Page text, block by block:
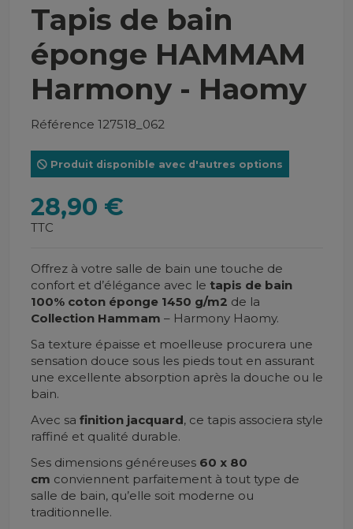
Tapis de bain
éponge HAMMAM
Harmony - Haomy
Référence 127518_062
Produit disponible avec d'autres options
28,90 €
TTC
Offrez à votre salle de bain une touche de
confort et d’élégance avec le tapis de bain
100% coton éponge 1450 g/m2 de la
Collection Hammam – Harmony Haomy.
Sa texture épaisse et moelleuse procurera une
sensation douce sous les pieds tout en assurant
une excellente absorption après la douche ou le
bain.
Avec sa finition jacquard, ce tapis associera style
raffiné et qualité durable.
Ses dimensions généreuses 60 x 80
cm conviennent parfaitement à tout type de
salle de bain, qu’elle soit moderne ou
traditionnelle.